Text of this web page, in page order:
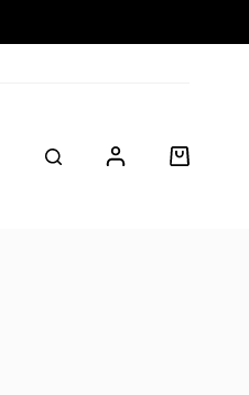
Panier